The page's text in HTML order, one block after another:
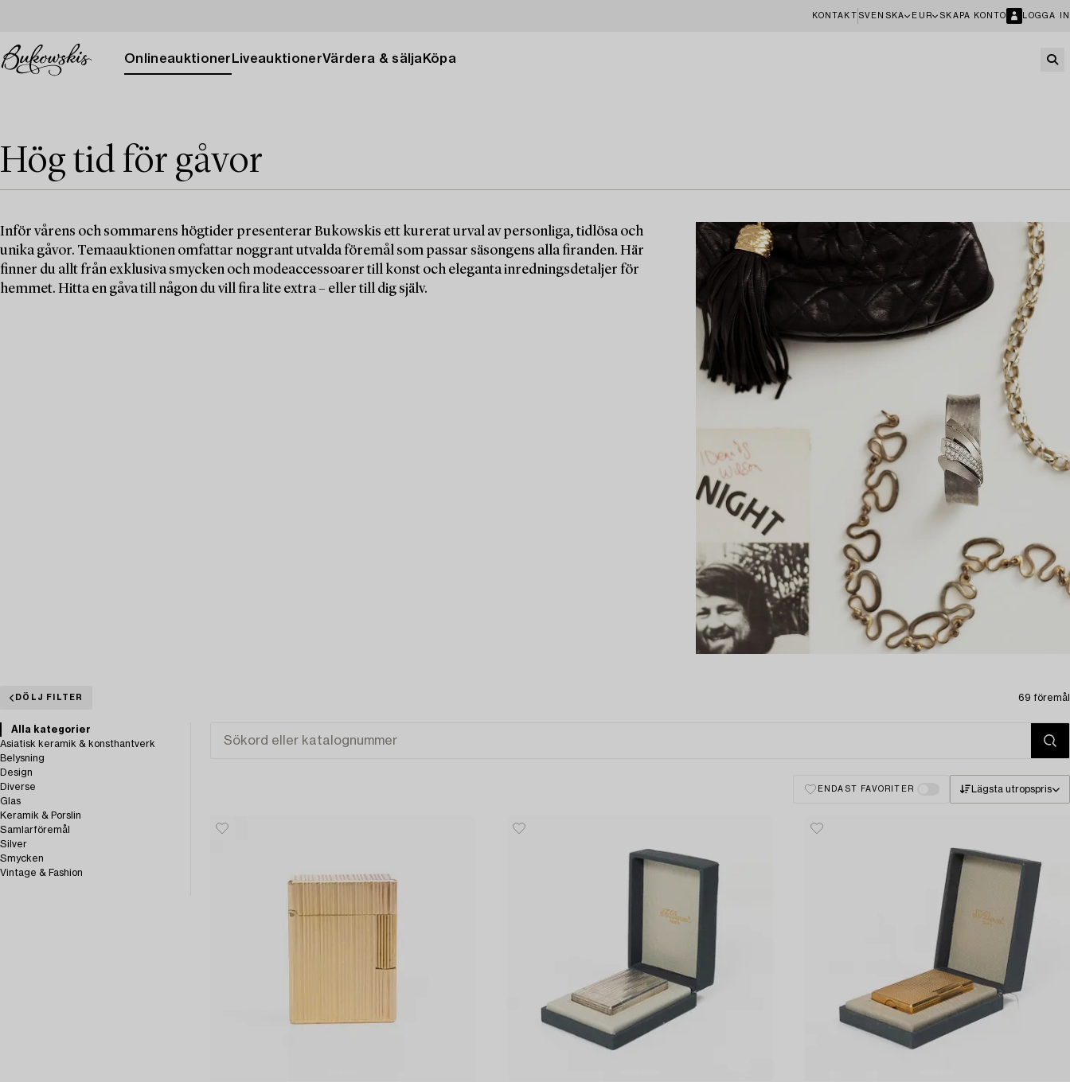
KONTAKT SVENSKA EUR SKAPA KONTO LOGGA IN
Onlineauktioner LiveauktionerVärdera & sälja Köpa
Hög tid för gåvor
Inför vårens och sommarens högtider presenterar Bukowskis ett kurerat urval av personliga, tidlösa och
unika gåvor. Temaauktionen omfattar noggrant utvalda föremål som passar säsongens alla firanden. Här
finner du allt från exklusiva smycken och modeaccessoarer till konst och eleganta inredningsdetaljer för
hemmet. Hitta en gåva till någon du vill fira lite extra – eller till dig själv.
DÖLJ FILTER 69 föremål
Alla kategorier
Asiatisk keramik & konsthantverk
Belysning
Design
Diverse
Glas
Keramik & Porslin
Samlarföremål
Silver
Smycken
Vintage & Fashion
ENDAST FAVORITER Lägsta utropspris